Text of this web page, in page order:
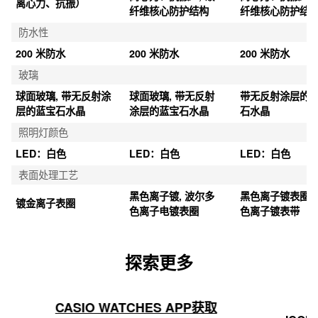
纤维核心防护结构
纤维核心防护结
防水性
200 米防水
200 米防水
200 米防水
玻璃
球面玻璃, 带无反射涂
层的蓝宝石水晶
球面玻璃, 带无反射
涂层的蓝宝石水晶
带无反射涂层的
石水晶
照明灯颜色
LED：白色
LED：白色
LED：白色
表面处理工艺
镀金离子表圈
黑色离子镀, 波尔多
色离子电镀表圈
黑色离子镀表圈,
色离子镀表带
探索更多
CASIO WATCHES APP获取